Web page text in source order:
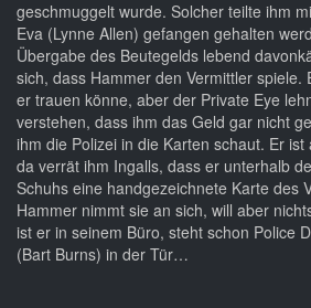
geschmuggelt wurde. Solcher teilte ihm
Eva (Lynne Allen) gefangen gehalten
Übergabe des Beutegelds lebend
sich, dass Hammer den Vermittler spiele.
er trauen könne, aber der Private Eye
verstehen, dass ihm das Geld gar nicht
ihm die Polizei in die Karten schaut. Er ist
da verrät ihm Ingalls, dass er unterhalb
Schuhs eine handgezeichnete Karte des
Hammer nimmt sie an sich, will aber
ist er in seinem Büro, steht schon Police
(Bart Burns) in der Tür…